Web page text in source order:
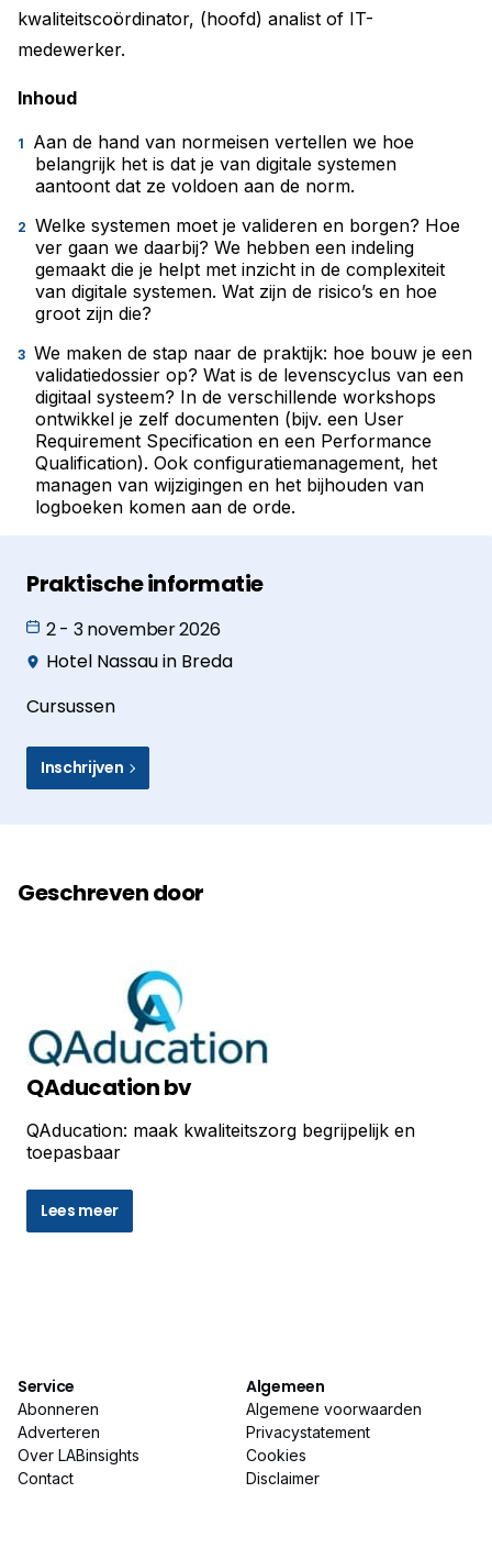
kwaliteitscoördinator, (hoofd) analist of IT-
medewerker.
Inhoud
Aan de hand van normeisen vertellen we hoe
belangrijk het is dat je van digitale systemen
aantoont dat ze voldoen aan de norm.
Welke systemen moet je valideren en borgen? Hoe
ver gaan we daarbij? We hebben een indeling
gemaakt die je helpt met inzicht in de complexiteit
van digitale systemen. Wat zijn de risico’s en hoe
groot zijn die?
We maken de stap naar de praktijk: hoe bouw je een
validatiedossier op? Wat is de levenscyclus van een
digitaal systeem? In de verschillende workshops
ontwikkel je zelf documenten (bijv. een User
Requirement Specification en een Performance
Qualification). Ook configuratiemanagement, het
managen van wijzigingen en het bijhouden van
logboeken komen aan de orde.
Praktische informatie
2 - 3 november 2026
Hotel Nassau in Breda
Cursussen
Inschrijven
Geschreven door
QAducation bv
QAducation: maak kwaliteitszorg begrijpelijk en
toepasbaar
Lees meer
Service
Abonneren
Adverteren
Over LABinsights
Contact
Algemeen
Algemene voorwaarden
Privacystatement
Cookies
Disclaimer